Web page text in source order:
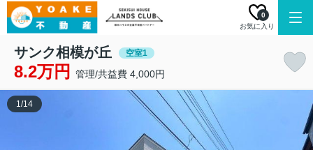
お気に入り
0
サンク相模が丘 空室1
8.2万円 管理/共益費 4,000円
1/14